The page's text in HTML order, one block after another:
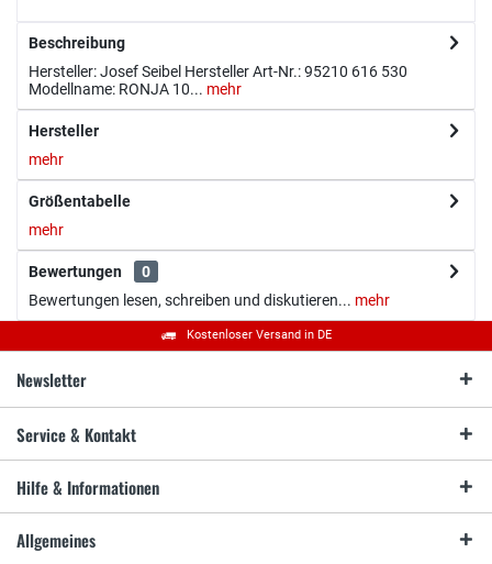
Beschreibung
Hersteller: Josef Seibel Hersteller Art-Nr.: 95210 616 530
Modellname: RONJA 10... mehr
Hersteller
mehr
Größentabelle
mehr
Bewertungen
0
Bewertungen lesen, schreiben und diskutieren... mehr
Kostenloser Versand in DE
Newsletter
Service & Kontakt
Hilfe & Informationen
Allgemeines